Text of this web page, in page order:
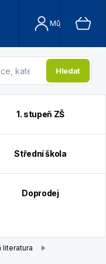
Můj účet
Hledat
1. stupeň ZŠ
Střední škola
Doprodej
literatura